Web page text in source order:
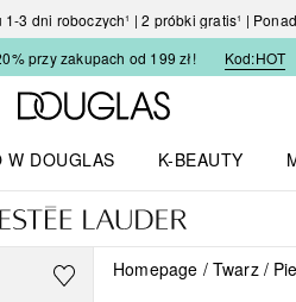
3 dni roboczych¹ | 2 próbki gratis¹ |
przy zakupach od 199 zł!
Kod:HOT
Strona główna
W DOUGLAS
K-BEAUTY
Homepage Twarz